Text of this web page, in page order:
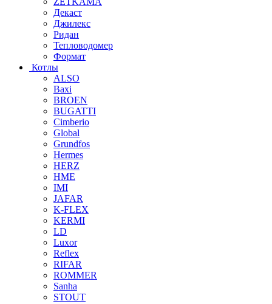
Декаст
Джилекс
Ридан
Тепловодомер
Формат
Котлы
ALSO
Baxi
BROEN
BUGATTI
Cimberio
Global
Grundfos
Hermes
HERZ
HME
IMI
JAFAR
K-FLEX
KERMI
LD
Luxor
Reflex
RIFAR
ROMMER
Sanha
STOUT